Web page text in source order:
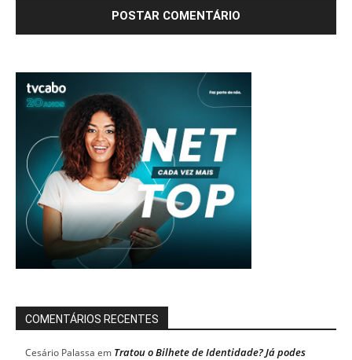
COMENTÁRIOS RECENTES
Cesário Palassa em Tratou o Bilhete de Identidade? Já podes